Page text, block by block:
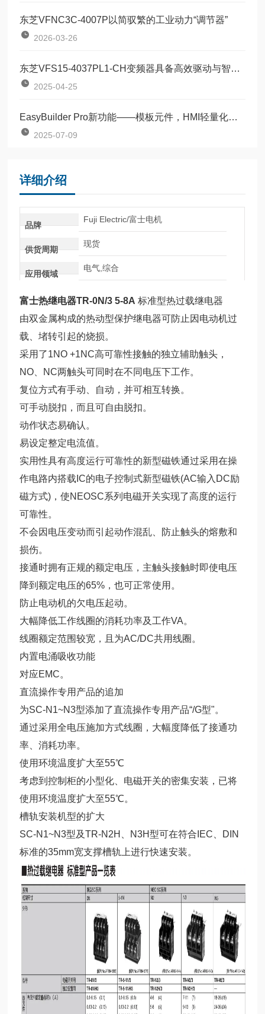
东芝VFNC3C-4007P以简驭繁的工业动力“调节器”
2026-03-26
东芝VFS15-4037PL1-CH变频器具备高效驱动与智能控制
2025-04-25
EasyBuilder Pro新功能——模板元件，HMI轻量化编程
2025-07-09
详细介绍
品牌
Fuji Electric/富士电机
供货周期
现货
应用领域
电气,综合
富士热继电器TR-0N/3 5-8A 标准型热过载继电器
由双金属构成的热动型保护继电器可防止因电动机过
载、堵转引起的烧损。
采用了1NO +1NC高可靠性接触的独立辅助触头，
NO、NC两触头可同时在不同电压下工作。
复位方式有手动、自动，并可相互转换。
可手动脱扣，而且可自由脱扣。
动作状态易确认。
易设定整定电流值。
实用性具有高度运行可靠性的新型磁铁通过采用在操
作电路内搭载IC的电子控制式新型磁铁(AC输入DC励
磁方式)，使NEOSC系列电磁开关实现了高度的运行
可靠性。
不会因电压变动而引起动作混乱、防止触头的熔敷和
损伤。
接通时拥有正规的额定电压，主触头接触时即使电压
降到额定电压的65%，也可正常使用。
防止电动机的欠电压起动。
大幅降低工作线圈的消耗功率及工作VA。
线圈额定范围较宽，且为AC/DC共用线圈。
内置电涌吸收功能
对应EMC。
直流操作专用产品的追加
为SC-N1~N3型添加了直流操作专用产品“/G型"。
通过采用全电压施加方式线圈，大幅度降低了接通功
率、消耗功率。
使用环境温度扩大至55℃
考虑到控制柜的小型化、电磁开关的密集安装，已将
使用环境温度扩大至55℃。
槽轨安装机型的扩大
SC-N1~N3型及TR-N2H、N3H型可在符合IEC、DIN
标准的35mm宽支撑槽轨上进行快速安装。